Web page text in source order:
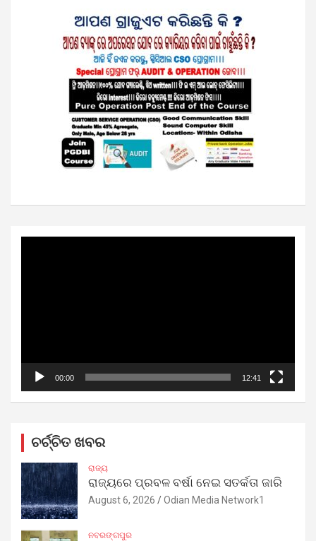
00:00 12:41
ଚର୍ଚ୍ଚିତ ଖବର
ରାଜ୍ୟ
ରାଜ୍ୟରେ ପ୍ରବଳ ବର୍ଷା ନେଇ ସତର୍କତା ଜାରି
August 6, 2026 Odian Media Network1
ନବରଙ୍ଗପୁର